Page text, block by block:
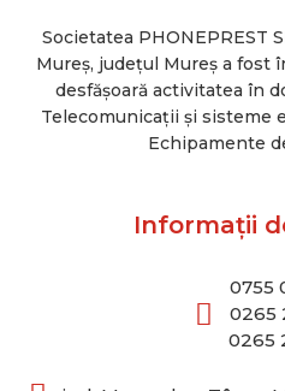
Societatea PHONEPREST
Mureș, județul Mureș a fost
desfășoară activitatea în
Telecomunicații și sisteme
Echipamente
Informații
0755
0265
0265